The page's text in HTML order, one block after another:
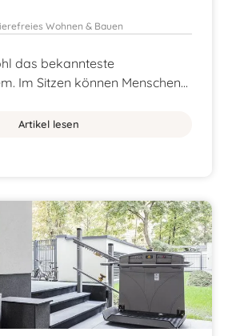
Wohnen & Bauen
das bekannteste
Im Sitzen können Menschen...
Artikel lesen